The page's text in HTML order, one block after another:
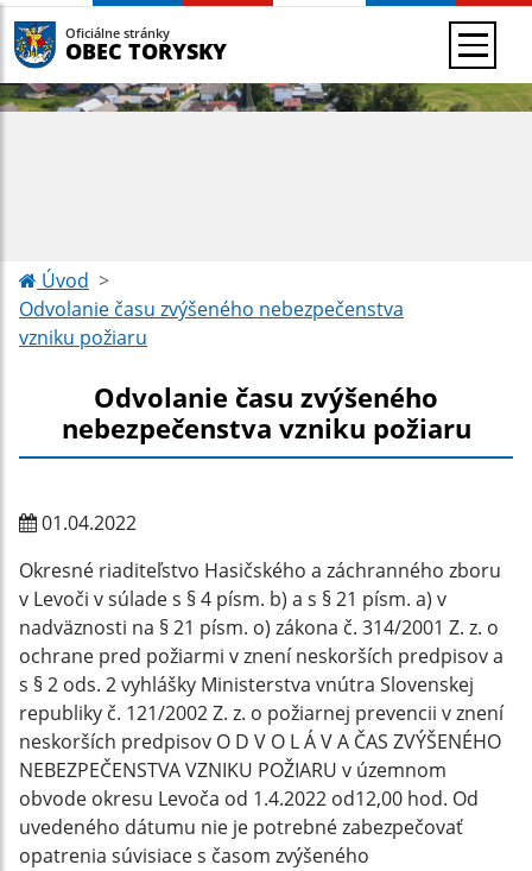
Oficiálne stránky
OBEC TORYSKY
Úvod
Odvolanie času zvýšeného nebezpečenstva
vzniku požiaru
Odvolanie času zvýšeného
nebezpečenstva vzniku požiaru
01.04.2022
Okresné riaditeľstvo Hasičského a záchranného zboru
v Levoči v súlade s § 4 písm. b) a s § 21 písm. a) v
nadväznosti na § 21 písm. o) zákona č. 314/2001 Z. z. o
ochrane pred požiarmi v znení neskorších predpisov a
s § 2 ods. 2 vyhlášky Ministerstva vnútra Slovenskej
republiky č. 121/2002 Z. z. o požiarnej prevencii v znení
neskorších predpisov O D V O L Á V A ČAS ZVÝŠENÉHO
NEBEZPEČENSTVA VZNIKU POŽIARU v územnom
obvode okresu Levoča od 1.4.2022 od12,00 hod. Od
uvedeného dátumu nie je potrebné zabezpečovať
opatrenia súvisiace s časom zvýšeného